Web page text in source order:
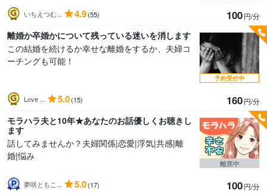
いちえつむ... 4.9(55) 100円/分
離婚か卒婚かについて残っている迷いを消します
この結婚を続けるか幸せな離婚をするか、夫婦コ
ーチングも可能！
Love ... 5.0(15) 160円/分
予約受付中
モラハラ夫と10年★あなたのお話優しくお聴きし
ます
話してみませんか？夫婦関係|恋愛|浮気|共感|離
婚|悩み
夢咲ともこ... 5.0(17) 100円/分
離席中